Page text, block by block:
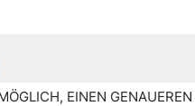
EINEN GENAUEREN